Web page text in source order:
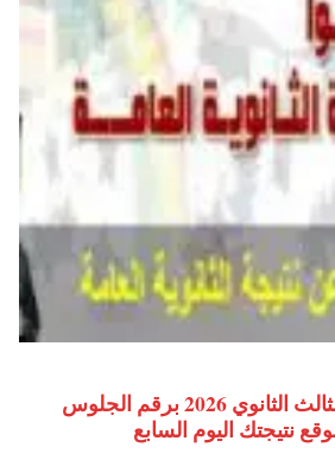
معرفة نتيجة الصف الثالث الثانوي 2026 برقم الجلوس
نتيجتك اليوم السابع